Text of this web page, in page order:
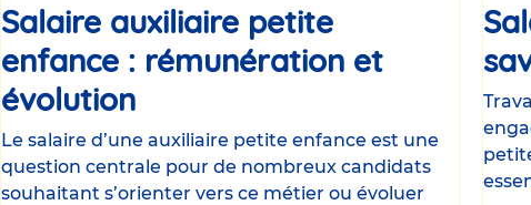
Salaire auxiliaire petite
enfance : rémunération et
évolution
Le salaire d’une auxiliaire petite enfance est une
question centrale pour de nombreux candidats
souhaitant s’orienter vers ce métier ou évoluer